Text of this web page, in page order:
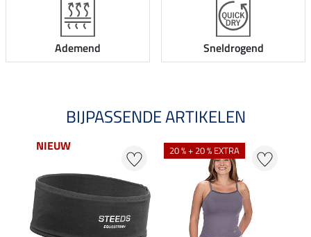
Ademend Sneldrogend
BIJPASSENDE ARTIKELEN
NIEUW 20 % + 20 % EXTRA